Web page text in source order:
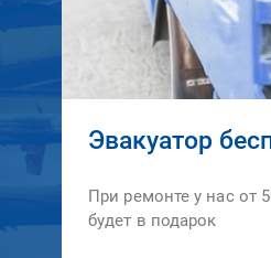
Эвакуатор
При ремонте у нас от
будет в подарок